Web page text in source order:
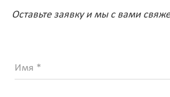
Оставьте заявку и мы с вами
Имя *